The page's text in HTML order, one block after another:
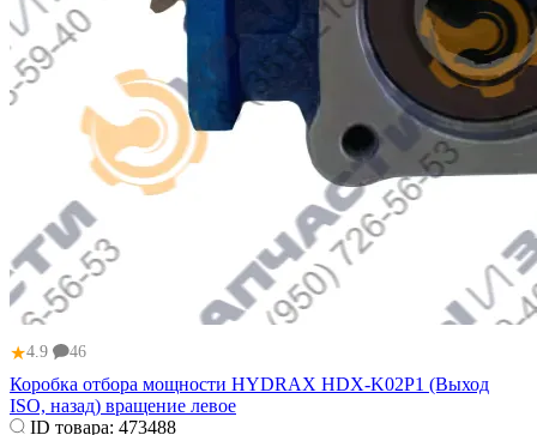
★4.9 46
Коробка отбора мощности HYDRAX HDX-K02P1 (Выход
ISO, назад) ​вращение левое
ID товара: 473488